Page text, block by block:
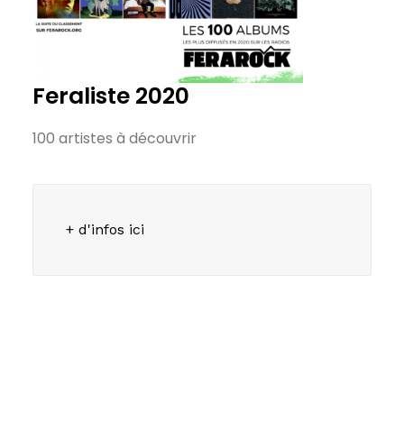
Feraliste 2020
100 artistes à découvrir
+ d'infos ici